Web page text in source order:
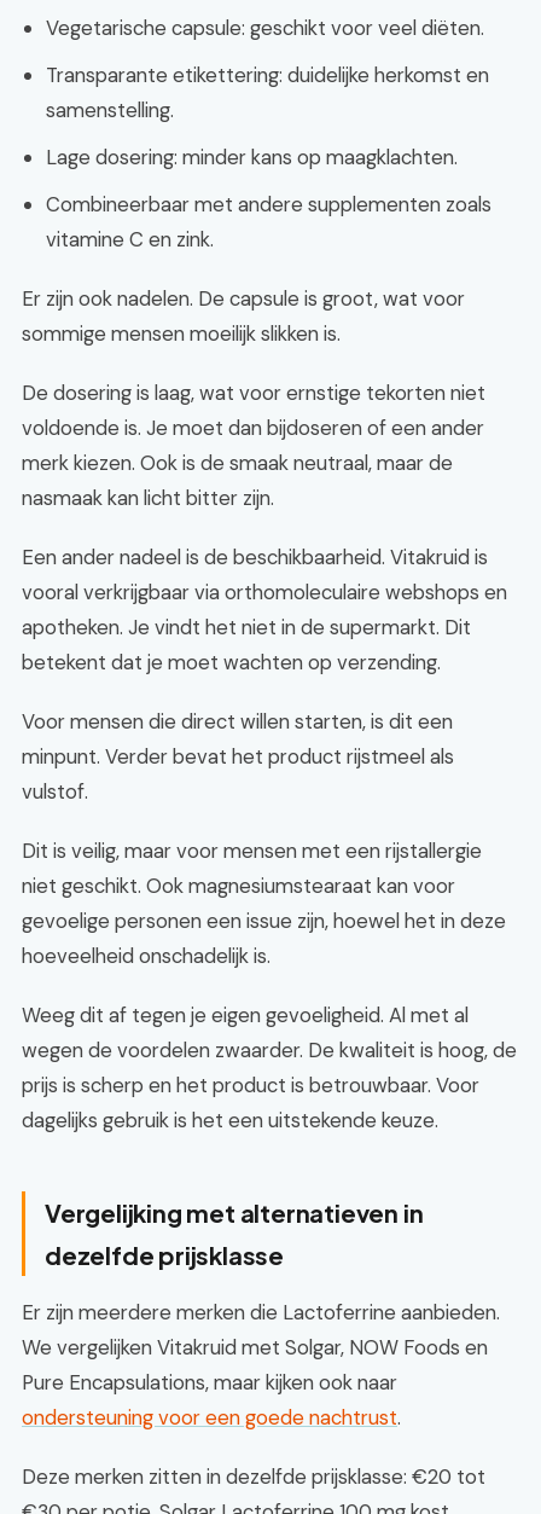
Vegetarische capsule: geschikt voor veel diëten.
Transparante etikettering: duidelijke herkomst en
samenstelling.
Lage dosering: minder kans op maagklachten.
Combineerbaar met andere supplementen zoals
vitamine C en zink.
Er zijn ook nadelen. De capsule is groot, wat voor
sommige mensen moeilijk slikken is.
De dosering is laag, wat voor ernstige tekorten niet
voldoende is. Je moet dan bijdoseren of een ander
merk kiezen. Ook is de smaak neutraal, maar de
nasmaak kan licht bitter zijn.
Een ander nadeel is de beschikbaarheid. Vitakruid is
vooral verkrijgbaar via orthomoleculaire webshops en
apotheken. Je vindt het niet in de supermarkt. Dit
betekent dat je moet wachten op verzending.
Voor mensen die direct willen starten, is dit een
minpunt. Verder bevat het product rijstmeel als
vulstof.
Dit is veilig, maar voor mensen met een rijstallergie
niet geschikt. Ook magnesiumstearaat kan voor
gevoelige personen een issue zijn, hoewel het in deze
hoeveelheid onschadelijk is.
Weeg dit af tegen je eigen gevoeligheid. Al met al
wegen de voordelen zwaarder. De kwaliteit is hoog, de
prijs is scherp en het product is betrouwbaar. Voor
dagelijks gebruik is het een uitstekende keuze.
Vergelijking met alternatieven in
dezelfde prijsklasse
Er zijn meerdere merken die Lactoferrine aanbieden.
We vergelijken Vitakruid met Solgar, NOW Foods en
Pure Encapsulations, maar kijken ook naar
ondersteuning voor een goede nachtrust.
Deze merken zitten in dezelfde prijsklasse: €20 tot